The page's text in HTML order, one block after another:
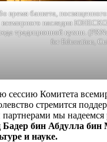
время банкета,
всемирного наследия ЮНЕСКО
традиционной кухни.
for Education,
Комитета
стремится
мы надеемся
бин Абдулла
и науке.